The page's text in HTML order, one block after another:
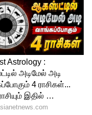
சொந்த
வயதில்
உண்டு.
Transit:
இந்த 4